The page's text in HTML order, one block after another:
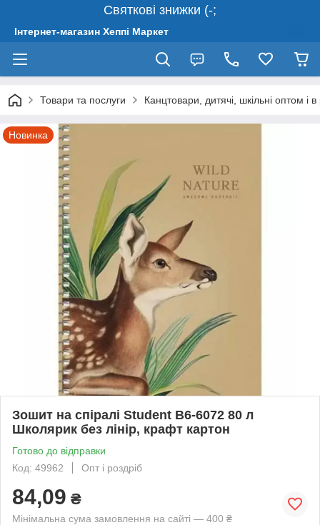
Святкові знижки (-;
Інтернет-магазин Хеппі Маркет
Товари та послуги Канцтовари, дитячі, шкільні оптом і в
Новинка
Зошит на спіралі Student В6-6072 80 л
Школярик без лінір, крафт картон
Готово до відправки
Код: 49962
Опт і роздріб
84,09 ₴
Мінімальна сума замовлення на сайті — 400 ₴